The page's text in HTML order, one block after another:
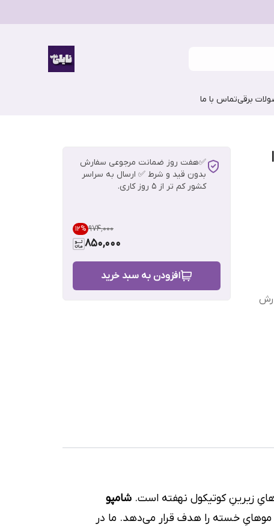
برقیتماس با ما
✅هفت روز ضمانت مرجوعی سفارش
بدون قید و شرط ✅ ارسال به سراسر
کشور کم تر از 5 روز کاری.
۹۷۴٬۰۰۰ 12%
850,000
افزودن به سبد خرید
زیرینِ کوتیکول نهفته است. شامپو
خسته را هدف قرار می‌دهد. ما در